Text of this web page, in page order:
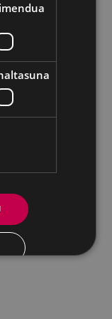
20600 Eibar
943 70 84 40